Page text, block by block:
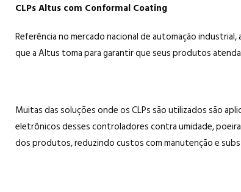
CLPs Altus com Conformal Coating
Referência no mercado nacional de automação
que a Altus toma para garantir que seus produtos
Muitas das soluções onde os CLPs são utilizados são
eletrônicos desses controladores contra umidade,
dos produtos, reduzindo custos com manutenção e